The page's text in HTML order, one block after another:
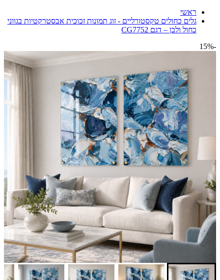
ראשי
גלים כחולים טקסטורליים - זוג תמונות זכוכית אבסטרקטיות בגווני
כחול ולבן – דגם CG7752
-15%